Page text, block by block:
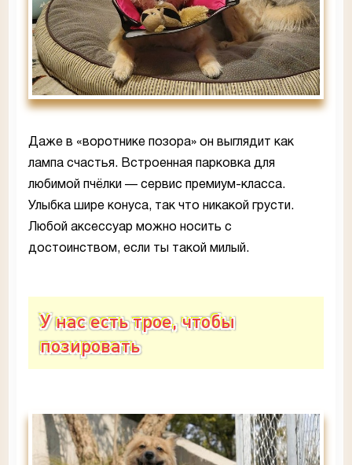
Даже в «воротнике позора» он выглядит как
лампа счастья. Встроенная парковка для
любимой пчёлки — сервис премиум-класса.
Улыбка шире конуса, так что никакой грусти.
Любой аксессуар можно носить с
достоинством, если ты такой милый.
У нас есть трое, чтобы
позировать